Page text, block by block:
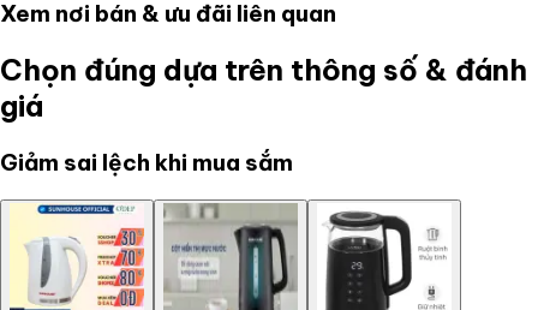
Xem nơi bán & ưu đãi liên quan
Chọn đúng dựa trên thông số & đánh
giá
Giảm sai lệch khi mua sắm